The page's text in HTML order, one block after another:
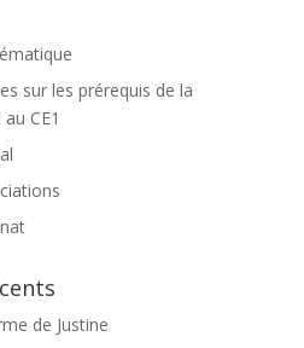
sur les prérequis de la
CE1
de Justine